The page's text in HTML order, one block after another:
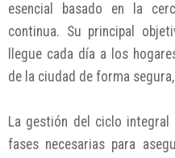
esencial basado en la
continua. Su principal
llegue cada día a los
de la ciudad de forma
La gestión del ciclo
fases necesarias para